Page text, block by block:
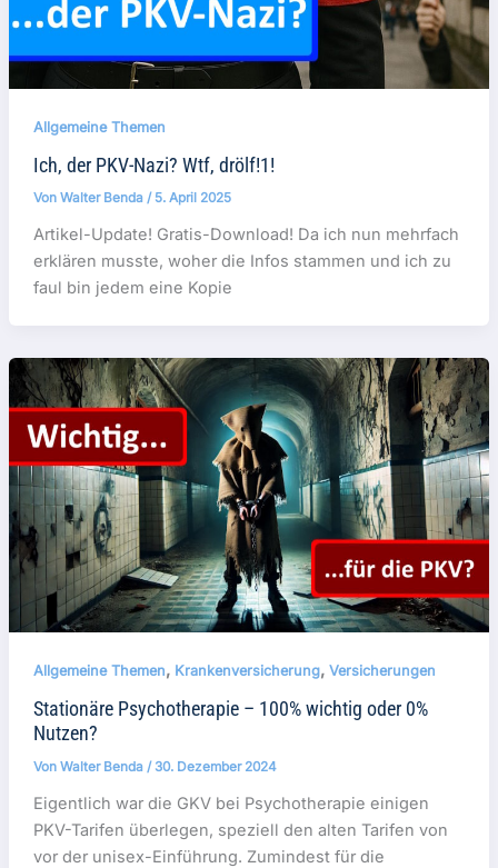
Allgemeine Themen
Ich, der PKV-Nazi? Wtf, drölf!1!
Von Walter Benda / 5. April 2025
Artikel-Update! Gratis-Download! Da ich nun mehrfach
erklären musste, woher die Infos stammen und ich zu
faul bin jedem eine Kopie
Allgemeine Themen, Krankenversicherung, Versicherungen
Stationäre Psychotherapie – 100% wichtig oder 0%
Nutzen?
Von Walter Benda / 30. Dezember 2024
Eigentlich war die GKV bei Psychotherapie einigen
PKV-Tarifen überlegen, speziell den alten Tarifen von
vor der unisex-Einführung. Zumindest für die